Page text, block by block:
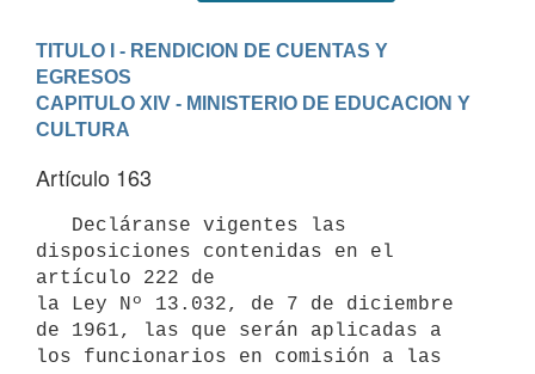
TITULO I - RENDICION DE CUENTAS Y
EGRESOS
CAPITULO XIV - MINISTERIO DE EDUCACION Y
CULTURA
Artículo 163
disposiciones contenidas en el
artículo 222 de
la Ley Nº 13.032, de 7 de diciembre
de 1961, las que serán aplicadas a
los funcionarios en comisión a las